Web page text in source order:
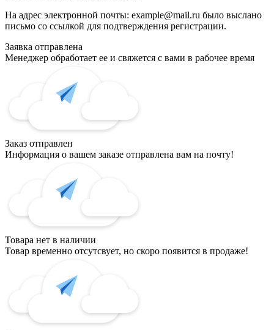
На адрес электронной почты: example@mail.ru было выслано
письмо со ссылкой для подтверждения регистрации.
Заявка отправлена
Менеджер обработает ее и свяжется с вами в рабочее время
Заказ отправлен
Информация о вашем заказе отправлена вам на почту!
Товара нет в наличии
Товар временно отсутсвует, но скоро появится в продаже!